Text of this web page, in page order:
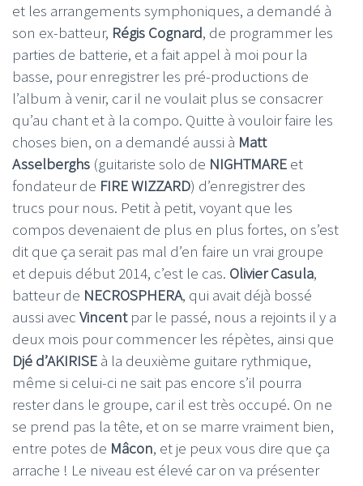
et les arrangements symphoniques, a demandé à
son ex-batteur, Régis Cognard, de programmer les
parties de batterie, et a fait appel à moi pour la
basse, pour enregistrer les pré-productions de
l’album à venir, car il ne voulait plus se consacrer
qu’au chant et à la compo. Quitte à vouloir faire les
choses bien, on a demandé aussi à Matt
Asselberghs (guitariste solo de NIGHTMARE et
fondateur de FIRE WIZZARD) d’enregistrer des
trucs pour nous. Petit à petit, voyant que les
compos devenaient de plus en plus fortes, on s’est
dit que ça serait pas mal d’en faire un vrai groupe
et depuis début 2014, c’est le cas. Olivier Casula,
batteur de NECROSPHERA, qui avait déjà bossé
aussi avec Vincentpar le passé, nous a rejoints il y a
deux mois pour commencer les répètes, ainsi que
Djé d’AKIRISE à la deuxième guitare rythmique,
même si celui-ci ne sait pas encore s’il pourra
rester dans le groupe, car il est très occupé. On ne
se prend pas la tête, et on se marre vraiment bien,
entre potes de Mâcon, et je peux vous dire que ça
arrache ! Le niveau est élevé car on va présenter